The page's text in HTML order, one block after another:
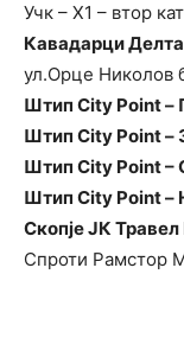
Учк – Х1 – втор
Кавадарци
ул.Орце Николов
Штип City Point –
Штип City Point –
Штип City Point –
Штип City Point –
Скопје ЈК
Спроти Рамстор